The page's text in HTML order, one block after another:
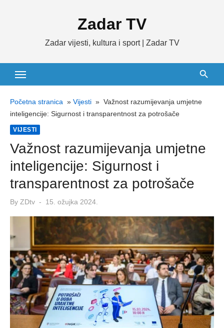
Zadar TV
Zadar vijesti, kultura i sport | Zadar TV
Početna stranica » Vijesti » Važnost razumijevanja umjetne
inteligencije: Sigurnost i transparentnost za potrošače
VIJESTI
Važnost razumijevanja umjetne
inteligencije: Sigurnost i
transparentnost za potrošače
By ZDtv
Posted
15. ožujka 2024.